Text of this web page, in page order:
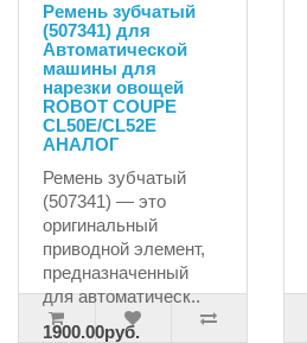
Ремень зубчатый
(507341) для
Автоматической
машины для
нарезки овощей
ROBOT COUPE
CL50E/CL52E
АНАЛОГ
Ремень зубчатый
(507341) — это
оригинальный
приводной элемент,
предназначенный
для автоматическ..
1900.00руб.